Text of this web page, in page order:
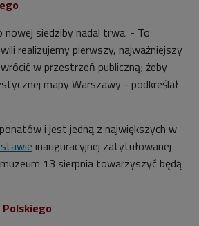
nowej siedziby nadal trwa. - To
realizujemy pierwszy, najważniejszy
w przestrzeń publiczną; żeby
mapy Warszawy - podkreślał
i jest jedną z największych w
inauguracyjnej zatytułowanej
13 sierpnia towarzyszyć będą